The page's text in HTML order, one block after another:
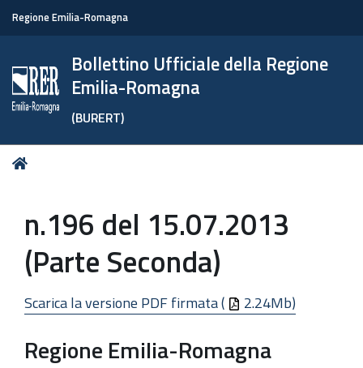
Regione Emilia-Romagna
Bollettino Ufficiale della Regione
Emilia-Romagna
(BURERT)
Tu
n.196 del 15.07.2013
(Parte Seconda)
Scarica la versione PDF firmata ( 2.24Mb)
Regione Emilia-Romagna